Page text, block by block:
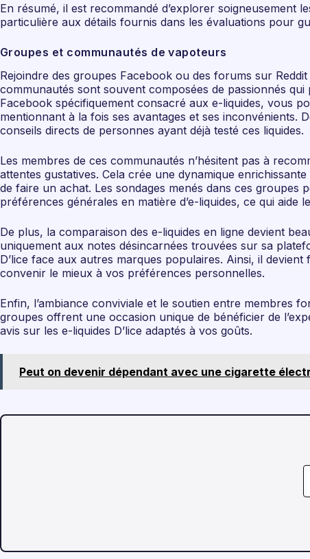
En résumé, il est recommandé d’explorer soigneusement
particulière aux détails fournis dans les évaluations pour
Groupes et communautés de vapoteurs
Rejoindre des groupes Facebook ou des forums sur
communautés sont souvent composées de passionnés
Facebook spécifiquement consacré aux e-liquides, vous
mentionnant à la fois ses avantages et ses inconvénients.
conseils directs de personnes ayant déjà testé ces liquides.
Les membres de ces communautés n’hésitent pas à
attentes gustatives. Cela crée une dynamique
de faire un achat. Les sondages menés dans ces
préférences générales en matière d’e-liquides, ce qui
De plus, la comparaison des e-liquides en ligne devient
uniquement aux notes désincarnées trouvées sur sa
D’lice face aux autres marques populaires. Ainsi, il
convenir le mieux à vos préférences personnelles.
Enfin, l’ambiance conviviale et le soutien entre membres
groupes offrent une occasion unique de bénéficier de
avis sur les e-liquides D’lice adaptés à vos goûts.
Peut on devenir dépendant avec une cigarette